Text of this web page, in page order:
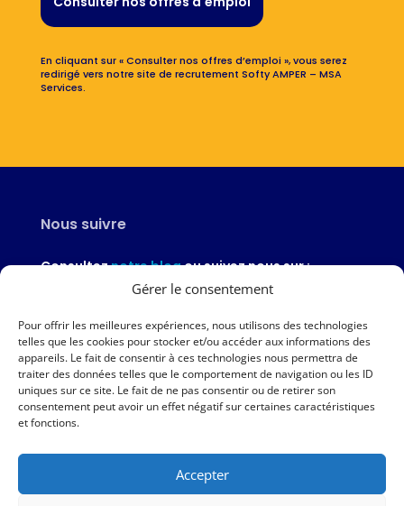
Gérer le consentement
Pour offrir les meilleures expériences, nous utilisons des technologies
telles que les cookies pour stocker et/ou accéder aux informations des
appareils. Le fait de consentir à ces technologies nous permettra de
traiter des données telles que le comportement de navigation ou les ID
uniques sur ce site. Le fait de ne pas consentir ou de retirer son
consentement peut avoir un effet négatif sur certaines caractéristiques
et fonctions.
Accepter
En cliquant sur « Consulter nos offres d’emploi », vous serez
redirigé vers notre site de recrutement Softy AMPER – MSA
Services.
Nous suivre
Consulteznotre blogou suivez nous sur :
Nous contacter
02 97 46 51 97
Nous écrire